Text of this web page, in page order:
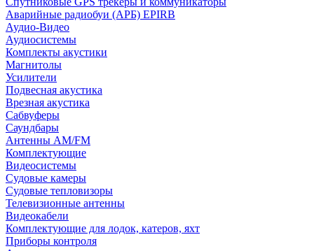
Аварийные радиобуи (АРБ) EPIRB
Аудио-Видео
Аудиосистемы
Комплекты акустики
Магнитолы
Усилители
Подвесная акустика
Врезная акустика
Сабвуферы
Саундбары
Антенны AM/FM
Комплектующие
Видеосистемы
Судовые камеры
Cудовые тепловизоры
Телевизионные антенны
Видеокабели
Комплектующие для лодок, катеров, яхт
Приборы контроля